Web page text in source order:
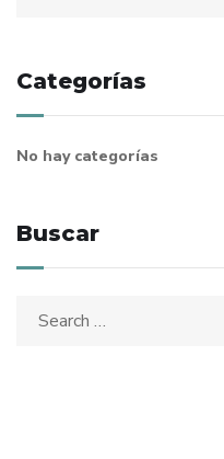
Categorías
No hay categorías
Buscar
Search